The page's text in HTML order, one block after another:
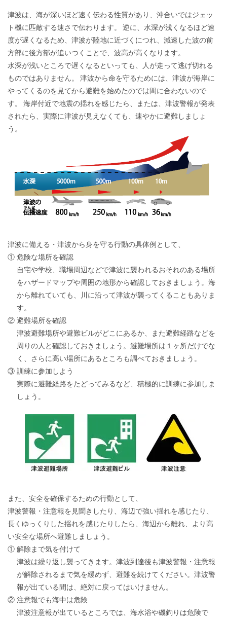
津波は、海が深いほど速く伝わる性質があり、沖合いではジェッ
ト機に匹敵する速さで伝わります。 逆に、水深が浅くなるほど速
度が遅くなるため、津波が陸地に近づくにつれ、減速した波の前
方部に後方部が追いつくことで、波高が高くなります。
水深が浅いところで遅くなるといっても、人が走って逃げ切れる
ものではありません。 津波から命を守るためには、津波が海岸に
やってくるのを見てから避難を始めたのでは間に合わないので
す。 海岸付近で地震の揺れを感じたら、または、津波警報が発表
されたら、実際に津波が見えなくても、速やかに避難しましょ
う。
津波に備える・津波から身を守る行動の具体例として、
① 危険な場所を確認
自宅や学校、職場周辺などで津波に襲われるおそれのある場所
をハザードマップや周囲の地形から確認しておきましょう。海
から離れていても、川に沿って津波が襲ってくることもありま
す。
② 避難場所を確認
津波避難場所や避難ビルがどこにあるか、また避難経路などを
周りの人と確認しておきましょう。避難場所は１ヶ所だけでな
く、さらに高い場所にあるところも調べておきましょう。
③ 訓練に参加しよう
実際に避難経路をたどってみるなど、積極的に訓練に参加しま
しょう。
また、安全を確保するための行動として、
津波警報・注意報を見聞きしたり、海辺で強い揺れを感じたり、
長くゆっくりした揺れを感じたりしたら、海辺から離れ、より高
い安全な場所へ避難しましょう。
① 解除まで気を付けて
津波は繰り返し襲ってきます。津波到達後も津波警報・注意報
が解除されるまで気を緩めず、避難を続けてください。津波警
報が出ている間は、絶対に戻ってはいけません。
② 注意報でも海中は危険
津波注意報が出ているところでは、海水浴や磯釣りは危険で